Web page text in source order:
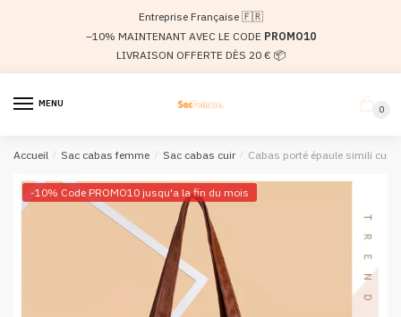
navigation
Entreprise Française 🇫🇷
–10% MAINTENANT AVEC LE CODE PROMO10
LIVRAISON OFFERTE DÈS 20 € 📦
MENU
0
Accueil / Sac cabas femme / Sac cabas cuir / Cabas porté épaule simili cuir
-10% Code PROMO10 jusqu'a la fin du mois